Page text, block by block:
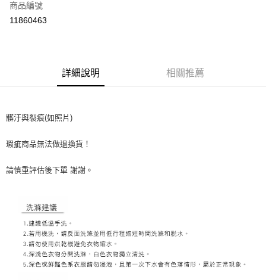
超商取貨付款
每筆NT$60，滿NT$1,500(含以上)免運費
7-11取貨付款
宅配(自取)
免運費
付款後門市自取
商品編號
11860463
詳細說明 相關推薦
髒汙與裂痕(如照片)
瑕疵商品無法做退換貨！
請慎重評估後下單 謝謝。